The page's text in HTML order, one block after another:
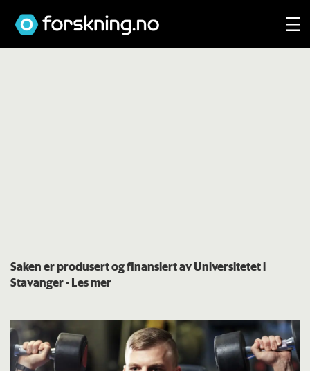
Saken er produsert og finansiert av Universitetet i
Stavanger- Les mer